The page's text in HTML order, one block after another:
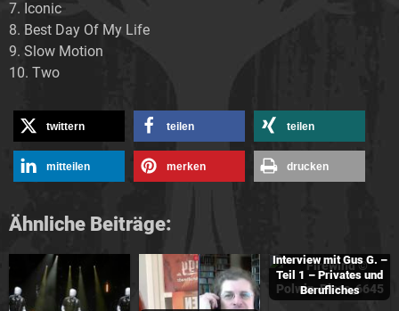
7. Iconic
8. Best Day Of My Life
9. Slow Motion
10. Two
twittern teilen teilen
mitteilen merken drucken
Ähnliche Beiträge:
Interview mit Gus G. –
Teil 1 – Privates und
Berufliches